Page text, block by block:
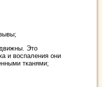
Это
и воспаления они
тканями;